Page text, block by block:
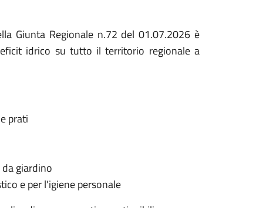
Giunta Regionale n.72 del 01.07.2026 è
idrico su tutto il territorio regionale a
prati
giardino
e per l'igiene personale